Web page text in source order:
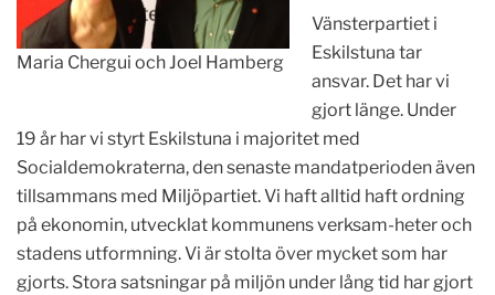
Maria Chergui och Joel Hamberg
Vänsterpartiet i
Eskilstuna tar
ansvar. Det har vi
gjort länge. Under
19 år har vi styrt Eskilstuna i majoritet med
Socialdemokraterna, den senaste mandatperioden även
tillsammans med Miljöpartiet. Vi haft alltid haft ordning
på ekonomin, utvecklat kommunens verksam-heter och
stadens utformning. Vi är stolta över mycket som har
gjorts. Stora satsningar på miljön under lång tid har gjort